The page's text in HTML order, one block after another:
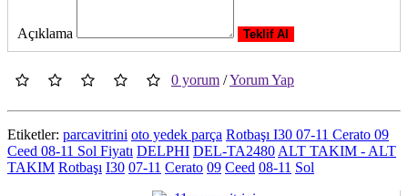
Açıklama Teklif Al
0 yorum /Yorum Yap
Etiketler: parcavitrini oto yedek parça Rotbaşı I30 07-11 Cerato 09
Ceed 08-11 Sol Fiyatı DELPHI DEL-TA2480 ALT TAKIM - ALT
TAKIM Rotbaşı I30 07-11 Cerato 09 Ceed 08-11 Sol